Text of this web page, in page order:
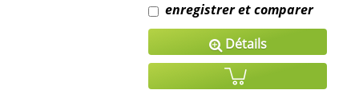
enregistrer et comparer
Détails